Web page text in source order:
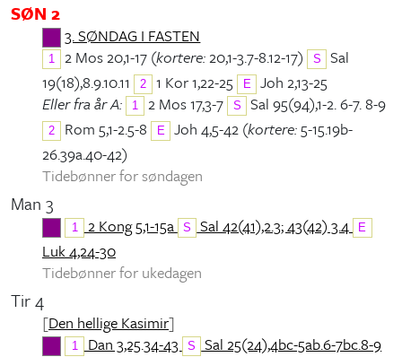
SØN 2
3. SØNDAG I FASTEN
1 2 Mos 20,1-17 (kortere:20,1-3.7-8.12-17) S
Sal
19(18),8.9.10.11
2 1 Kor 1,22-25 E
Joh 2,13-25
Eller fra år A:
1 2 Mos 17,3-7 S Sal 95(94),1-2. 6-7. 8-9
2 Rom 5,1-2.5-8 E Joh 4,5-42 (kortere:5-15.19b-
26.39a.40-42)
Tidebønner for søndagen
Man 3
1 2 Kong 5,1-15a S Sal 42(41),2.3; 43(42) 3.4 E
Luk 4,24-30
Tidebønner for ukedagen
Tir 4
[Den hellige Kasimir]
1 Dan 3,25.34-43 S Sal 25(24),4bc-5ab.6-7bc.8-9